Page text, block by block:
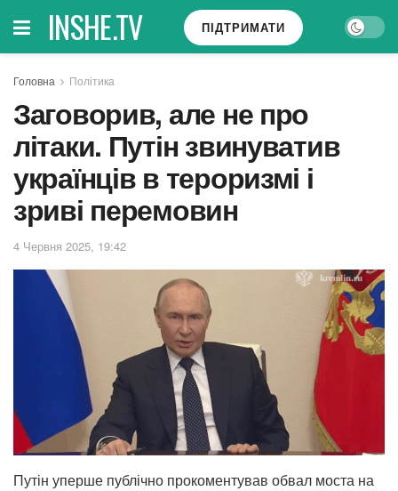
INSHE.TV ПІДТРИМАТИ
Головна Політика
Заговорив, але не про
літаки. Путін звинуватив
українців в тероризмі і
зриві перемовин
4 Червня 2025, 19:42
Путін уперше публічно прокоментував обвал моста на